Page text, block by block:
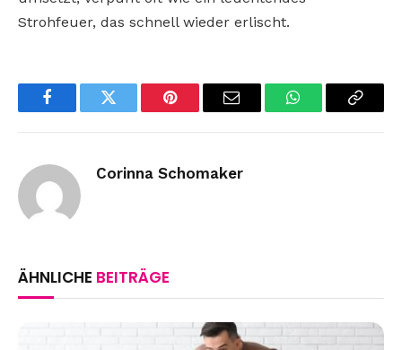
Strohfeuer, das schnell wieder erlischt.
FacebookTwitter Pinterest Email WhatsAppCopy
Corinna Schomaker
ÄHNLICHE BEITRÄGE